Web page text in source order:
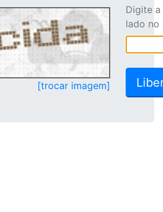
[trocar imagem]
Digite
lado no